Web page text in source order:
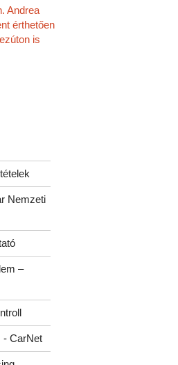
Andrea
érthetően
is
Nemzeti
–
- CarNet